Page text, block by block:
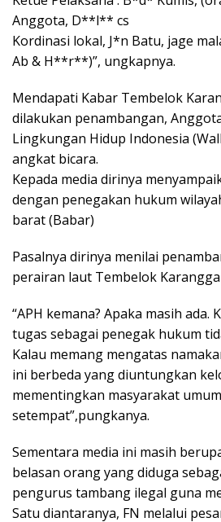
Anggota, D**l** cs
Kordinasi lokal, J*n Batu, jage
Ab & H**r**)”, ungkapnya.
Mendapati Kabar Tembelok
dilakukan penambangan,
Lingkungan Hidup Indonesia
angkat bicara.
Kepada media dirinya
dengan penegakan hukum
barat (Babar)
Pasalnya dirinya menilai
perairan laut Tembelok
“APH kemana? Apaka masih ada.
tugas sebagai penegak hukum
Kalau memang mengatas
ini berbeda yang diuntungkan
mementingkan masyarakat
setempat”,pungkanya.
Sementara media ini masih
belasan orang yang diduga
pengurus tambang ilegal guna
Satu diantaranya, FN melalui